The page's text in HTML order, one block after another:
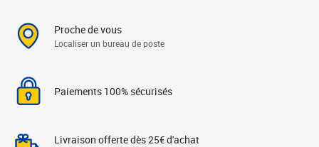
Proche de vous
Localiser un bureau de poste
Paiements 100% sécurisés
Livraison offerte dès 25€ d'achat